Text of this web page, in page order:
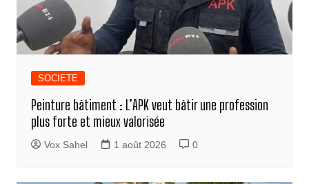
SOCIETE
Peinture bâtiment : L’APK veut bâtir une profession
plus forte et mieux valorisée
Vox Sahel 1 août 2026 0